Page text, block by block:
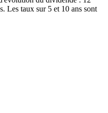
Les taux sur 5 et 10 ans sont